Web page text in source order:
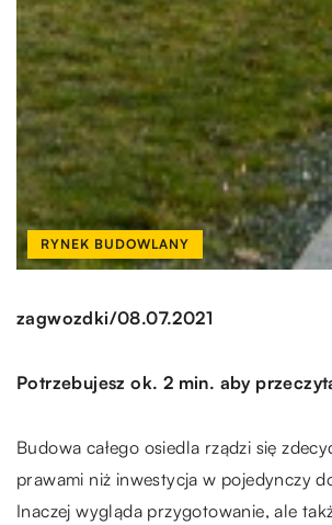
RYNEK BUDOWLANY
zagwozdki/08.07.2021
Potrzebujesz ok. 2 min. aby
Budowa całego osiedla rządzi się
prawami niż inwestycja w pojedynczy
Inaczej wygląda przygotowanie, ale